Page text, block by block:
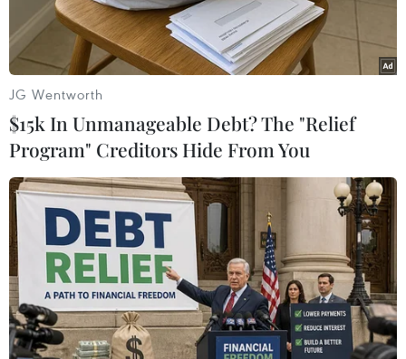
Doanh số bán xe của cả nước là hơn 210.000 chiếc. (Nguồn:
rappler.com)
Hiệp hội các nhà sản xuất xe hơi Philippines
JG Wentworth
$15k In Unmanageable Debt? The "Relief
Program" Creditors Hide From You